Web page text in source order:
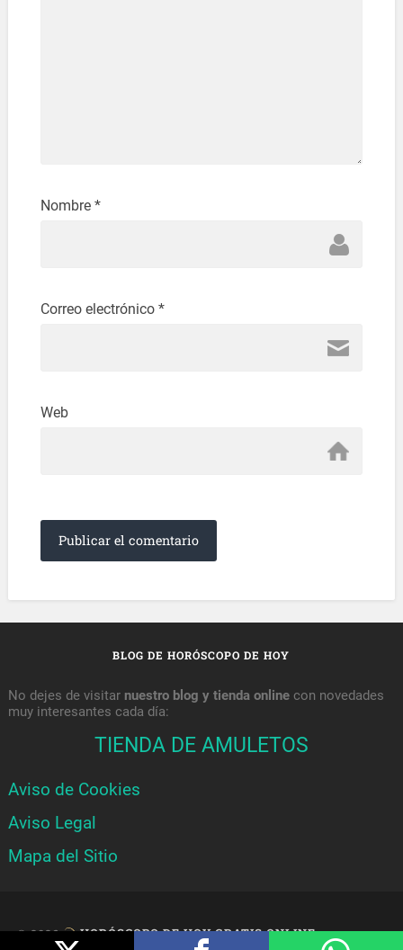
Nombre *
Correo electrónico *
Web
BLOG DE HORÓSCOPO DE HOY
No dejes de visitar nuestro blog y tienda onlinecon novedades
muy interesantes cada día:
TIENDA DE AMULETOS
Aviso de Cookies
Aviso Legal
Mapa del Sitio
© 2026 HORÓSCOPO DE HOY GRATIS ONLINE